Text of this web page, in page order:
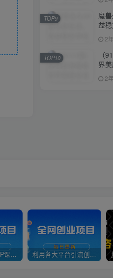
官方正品 全网VIP课程 无损下载~ 利用各大平台引流创业粉，做知识付费系统，卖会员，卖课程，实现日入几百几千
魔
益
多
2
TOP9
（
界
入
姆级
2
TOP10